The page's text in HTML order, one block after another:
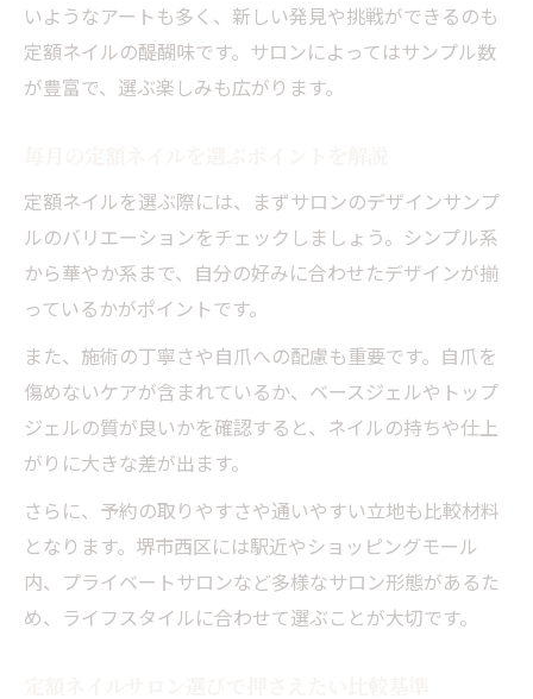
いようなアートも多く、新しい発見や挑戦ができるのも
定額ネイルの醍醐味です。サロンによってはサンプル数
が豊富で、選ぶ楽しみも広がります。
定額ネイルを選ぶ際には、まずサロンのデザインサンプ
ルのバリエーションをチェックしましょう。シンプル系
から華やか系まで、自分の好みに合わせたデザインが揃
っているかがポイントです。
また、施術の丁寧さや自爪への配慮も重要です。自爪を
傷めないケアが含まれているか、ベースジェルやトップ
ジェルの質が良いかを確認すると、ネイルの持ちや仕上
がりに大きな差が出ます。
さらに、予約の取りやすさや通いやすい立地も比較材料
となります。堺市西区には駅近やショッピングモール
内、プライベートサロンなど多様なサロン形態があるた
め、ライフスタイルに合わせて選ぶことが大切です。